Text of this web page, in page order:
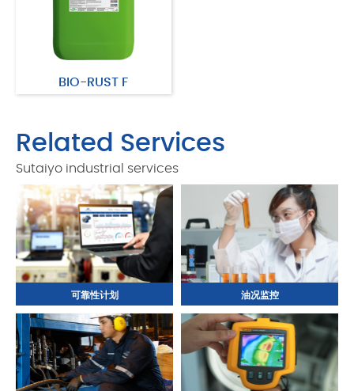
BIO-RUST F
Related Services
Sutaiyo industrial services
可靠性计划 油况监控